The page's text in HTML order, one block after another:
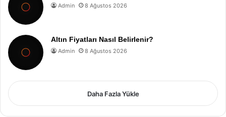
Admin 8 Ağustos 2026
Altın Fiyatları Nasıl Belirlenir?
Admin 8 Ağustos 2026
Daha Fazla Yükle